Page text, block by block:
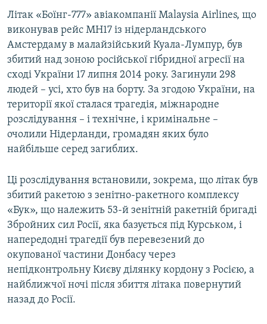
Літак «Боїнг-777» авіакомпанії Malaysia Airlines, що
виконував рейс MH17 із нідерландського
Амстердаму в малайзійський Куала-Лумпур, був
збитий над зоною російської гібридної агресії на
сході України 17 липня 2014 року. Загинули 298
людей – усі, хто був на борту. За згодою України, на
території якої сталася трагедія, міжнародне
розслідування – і технічне, і кримінальне –
очолили Нідерланди, громадян яких було
найбільше серед загиблих.
Ці розслідування встановили, зокрема, що літак був
збитий ракетою з зенітно-ракетного комплексу
«Бук», що належить 53-й зенітній ракетній бригаді
Збройних сил Росії, яка базується під Курськом, і
напередодні трагедії був перевезений до
окупованої частини Донбасу через
непідконтрольну Києву ділянку кордону з Росією, а
найближчої ночі після збиття літака повернутий
назад до Росії.